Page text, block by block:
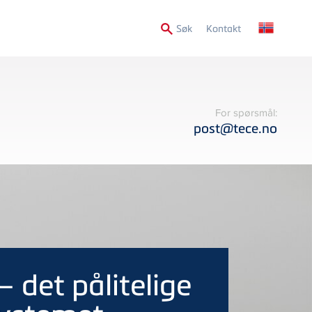
SøkSecondary
Kontakt
For spørsmål:
post@tece.no
det pålitelige